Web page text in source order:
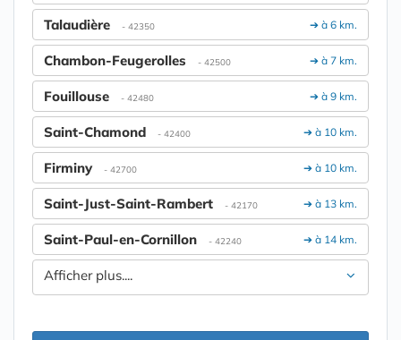
➔ à 6 km.
Talaudière - 42350
➔ à 7 km.
Chambon-Feugerolles - 42500
➔ à 9 km.
Fouillouse - 42480
➔ à 10 km.
Saint-Chamond - 42400
➔ à 10 km.
Firminy - 42700
➔ à 13 km.
Saint-Just-Saint-Rambert - 42170
➔ à 14 km.
Saint-Paul-en-Cornillon - 42240
Afficher plus....